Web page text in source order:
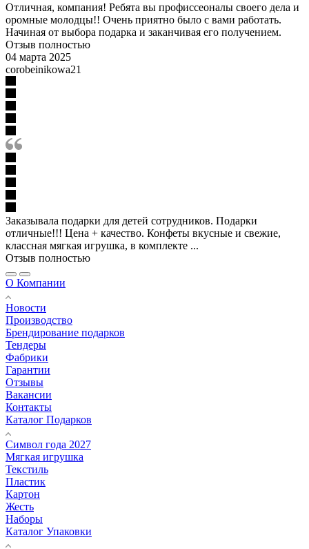
Отличная, компания! Ребята вы профиссеоналы своего дела и
оромные молодцы!! Очень приятно было с вами работать.
Начиная от выбора подарка и заканчивая его получением.
Отзыв полностью
04 марта 2025
corobeinikowa21
Заказывала подарки для детей сотрудников. Подарки
отличные!!! Цена + качество. Конфеты вкусные и свежие,
классная мягкая игрушка, в комплекте ...
Отзыв полностью
О Компании
Новости
Производство
Брендирование подарков
Тендеры
Фабрики
Гарантии
Отзывы
Вакансии
Контакты
Каталог Подарков
Символ года 2027
Мягкая игрушка
Текстиль
Пластик
Картон
Жесть
Наборы
Каталог Упаковки